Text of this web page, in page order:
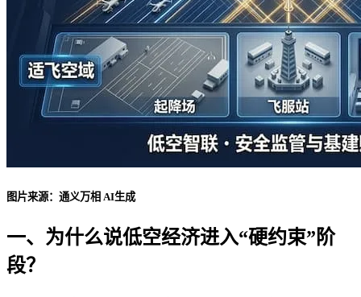
图片来源：通义万相 AI生成
一、为什么说低空经济进入“硬约束”阶
段？